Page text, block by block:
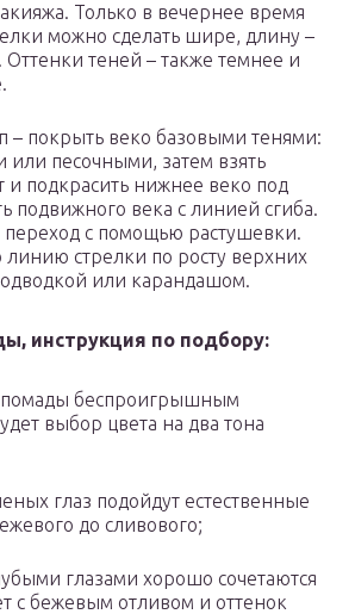
Только в вечернее время
можно сделать шире, длину –
Оттенки теней – также темнее и
– покрыть веко базовыми тенями:
или песочными, затем взять
и подкрасить нижнее веко под
подвижного века с линией сгиба.
переход с помощью растушевки.
стрелки по росту верхних
или карандашом.
инструкция по подбору:
беспроигрышным
выбор цвета на два тона
глаз подойдут естественные
до сливового;
глазами хорошо сочетаются
с бежевым отливом и оттенок